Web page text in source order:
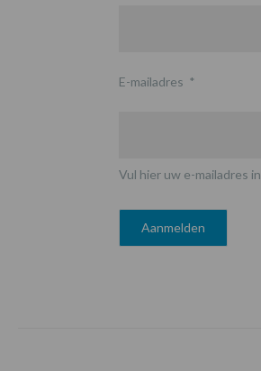
E-mailadres *
Vul hier uw e-mailadres in